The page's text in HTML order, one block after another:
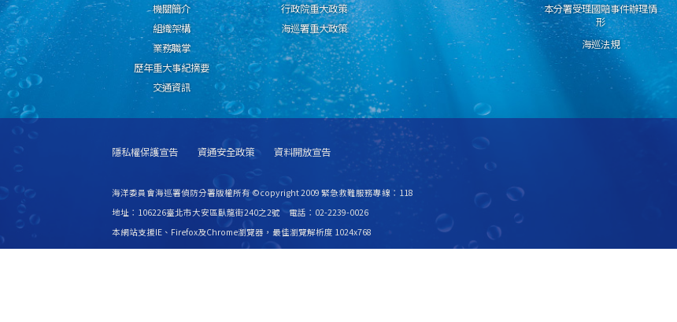
機關簡介
組織架構
業務職掌
歷年重大事紀摘要
交通資訊
行政院重大政策
海巡署重大政策
本分署受理國賠事件辦理情
形
海巡法規
隱私權保護宣告 資通安全政策 資料開放宣告
海洋委員會海巡署偵防分署版權所有 ©copyright 2009 緊急救難服務專線：118
地址：106226臺北市大安區臥龍街240之2號 電話：02-2239-0026
本網站支援IE、Firefox及Chrome瀏覽器，最佳瀏覽解析度 1024x768
更新日期115年08月08日 瀏覽人次2816325